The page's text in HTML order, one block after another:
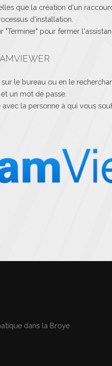
que la création d'un
d'installation.
pour fermer
le bureau ou en le
un mot de passe.
la personne à qui vous
dans la Broye